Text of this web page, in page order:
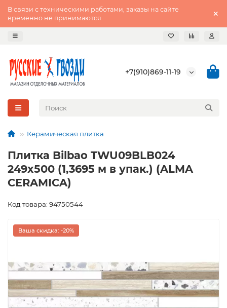
В связи с техническими работами, заказы на сайте
временно не принимаются
+7(910)869-11-19
Керамическая плитка
Плитка Bilbao TWU09BLB024
249x500 (1,3695 м в упак.) (ALMA
CERAMICA)
Код товара: 94750544
Ваша скидка: -20%